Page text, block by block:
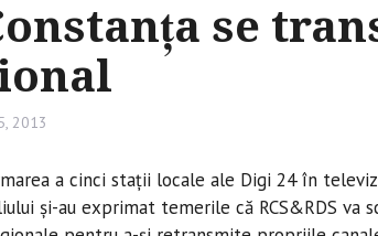
se
2013
a cinci staţii locale ale Digi 24 în
şi-au exprimat temerile că RCS&RDS va